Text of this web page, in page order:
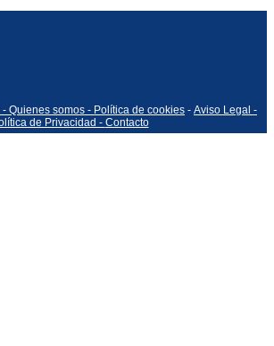
- Quienes somos - Política de cookies - Aviso Legal -
de Privacidad - Contacto